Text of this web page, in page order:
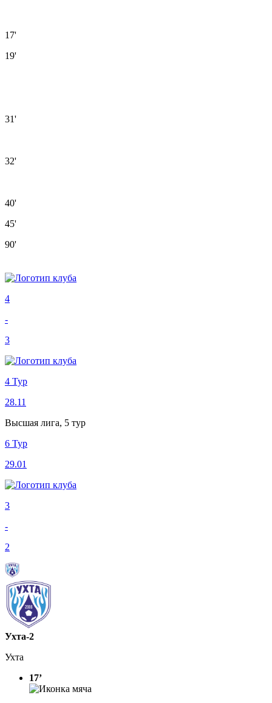
17'
19'
31'
32'
40'
45'
90'
4
-
3
4 Тур
28.11
Высшая лига, 5 тур
6 Тур
29.01
3
-
2
Ухта-2
Ухта
17’